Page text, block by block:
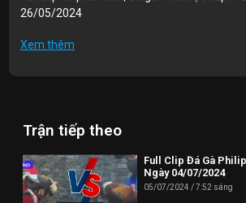
26/05/2024
Mục lục Video:
10:10 | th7b trận 3
11:11 | th7b trận 4
16:39 | th7b trận 5
Xem thêm
Trận tiếp theo
Full Clip Đá Gà
Ngày 04/07/2024
05/07/2024 7:52 sáng